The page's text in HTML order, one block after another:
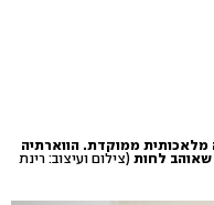
מלאכותית ממוקדת. הווארתיה
שאוהב לחות (צילום ועיצוב: רינת